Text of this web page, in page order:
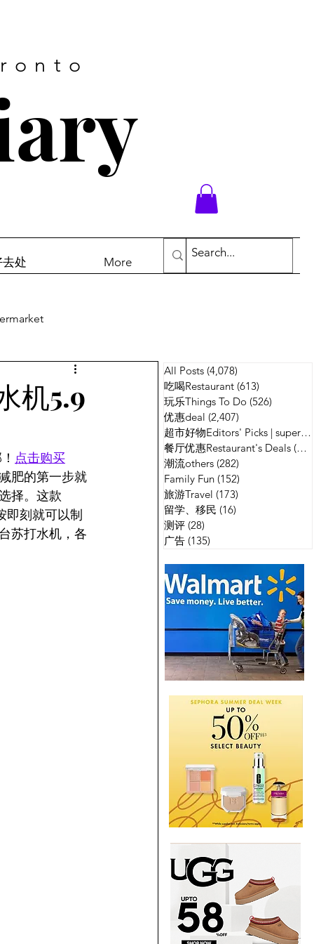
处 More
广告
机5.9
点击购买
肥的第一步就
择。这款
即刻就可以制
苏打水机，各
All Posts (4,078)
吃喝Restaurant (613)
玩乐Things To Do (526)
优惠deal (2,407)
超市好物Editors' Picks | supermarket
餐厅优惠Restaurant's Deals (134)
潮流others (282)
Family Fun (152)
旅游Travel (173)
留学、移民 (16)
测评 (28)
广告 (135)